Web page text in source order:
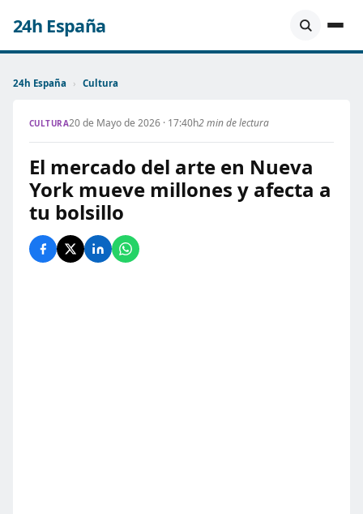
24h España
24h España › Cultura
CULTURA20 de Mayo de 2026 · 17:40h2 min de lectura
El mercado del arte en Nueva
York mueve millones y afecta a
tu bolsillo